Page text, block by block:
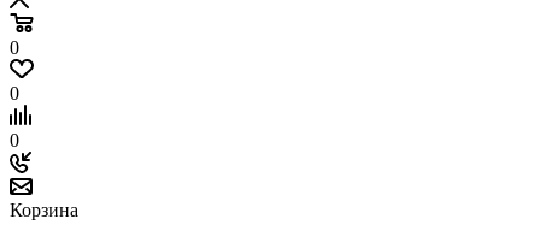
0
0
0
Корзина